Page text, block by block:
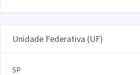
Unidade Federativa (UF)
SP